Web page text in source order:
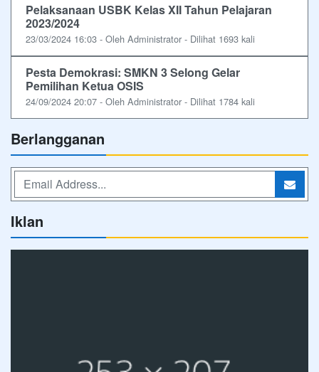
Pelaksanaan USBK Kelas XII Tahun Pelajaran
2023/2024
23/03/2024 16:03 - Oleh Administrator - Dilihat 1693 kali
Pesta Demokrasi: SMKN 3 Selong Gelar
Pemilihan Ketua OSIS
24/09/2024 20:07 - Oleh Administrator - Dilihat 1784 kali
Berlangganan
Iklan